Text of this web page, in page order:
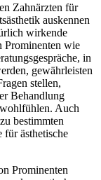
Zahnärzten für
auskennen
wirkende
Prominenten wie
in
gewährleisten
stellen,
Behandlung
Auch
bestimmten
für ästhetische
Prominenten